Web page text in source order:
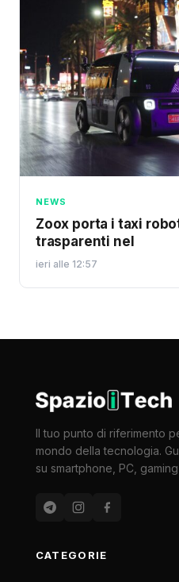
NEWS
Zoox porta i taxi
trasparenti nel
ieri alle 12:57
Il tuo punto di riferimento
mondo della tecnologia.
su smartphone, PC,
CATEGORIE